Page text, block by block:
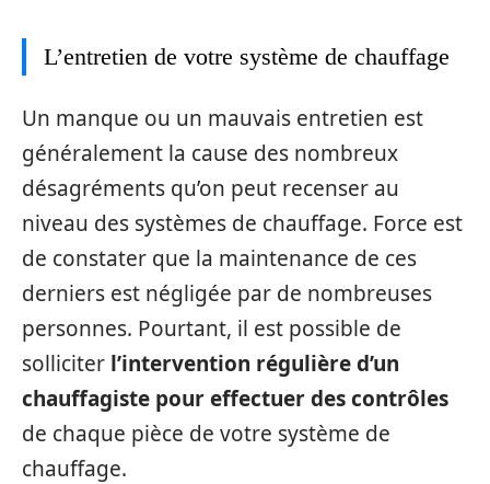
L’entretien de votre système de chauffage
Un manque ou un mauvais entretien est
généralement la cause des nombreux
désagréments qu’on peut recenser au
niveau des systèmes de chauffage. Force est
de constater que la maintenance de ces
derniers est négligée par de nombreuses
personnes. Pourtant, il est possible de
solliciter l’intervention régulière d’un
chauffagiste pour effectuer des contrôles
de chaque pièce de votre système de
chauffage.